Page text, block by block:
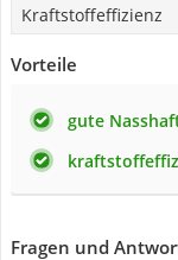
Kraftstoffeffizienz
Vorteile
gute
Fragen und